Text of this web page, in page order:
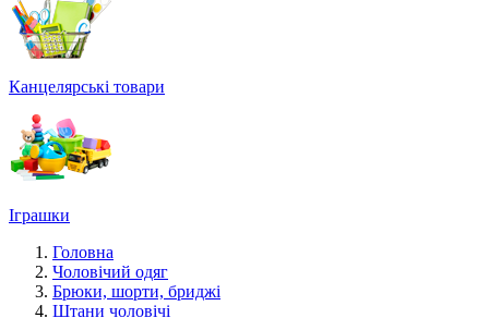
Канцелярські товари
Іграшки
Головна
Чоловічий одяг
Брюки, шорти, бриджі
Штани чоловічі